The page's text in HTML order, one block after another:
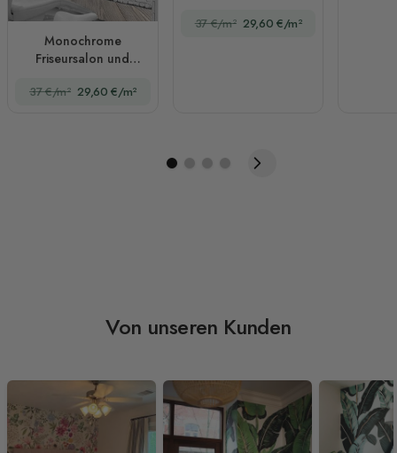
Monochrome
Friseursalon und
Fototapete
37 €/m² 29,60 €/m²
37 €/m² 29,60 €/m²
Von unseren Kunden